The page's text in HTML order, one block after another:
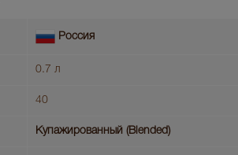
Россия
0.7 л
40
Купажированный (Blended)